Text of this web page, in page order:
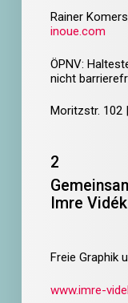
Rainer
inoue.com
ÖPNV:
nicht
Moritzstr. 102
2
Imre
Freie Graphik
www.imre-